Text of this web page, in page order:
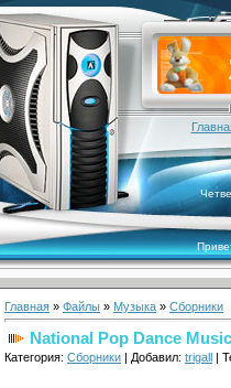
Главная » Файлы » Музыка » Сборники
National Pop Dance
Категория: Сборники | Добавил: trigall |